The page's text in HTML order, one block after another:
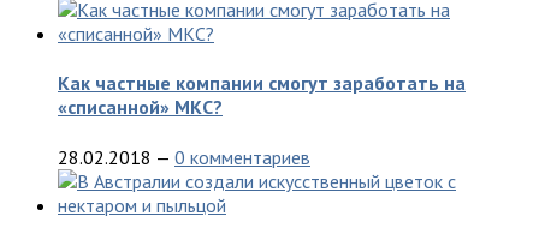
Как частные компании смогут заработать на
«списанной» МКС?
28.02.2018 — 0 комментариев